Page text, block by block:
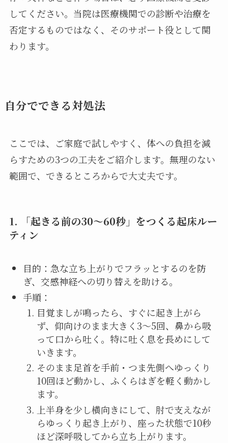
してください。当院は医療機関での診断や治療を
否定するものではなく、そのサポート役として関
わります。
自分でできる対処法
ここでは、ご家庭で試しやすく、体への負担を減
らすための3つの工夫をご紹介します。無理のない
範囲で、できるところからで大丈夫です。
1. 「起きる前の30〜60秒」をつくる起床ルー
ティン
目的：急な立ち上がりでフラッとするのを防
ぎ、交感神経への切り替えを助ける。
手順：
目覚ましが鳴ったら、すぐに起き上がら
ず、仰向けのまま大きく3〜5回、鼻から吸
って口から吐く。特に吐く息を長めにして
いきます。
そのまま足首を手前・つま先側へゆっくり
10回ほど動かし、ふくらはぎを軽く動かし
ます。
上半身を少し横向きにして、肘で支えなが
らゆっくり起き上がり、座った状態で10秒
ほど深呼吸してから立ち上がります。